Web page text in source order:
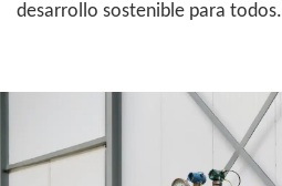
desarrollo sostenible para todos.